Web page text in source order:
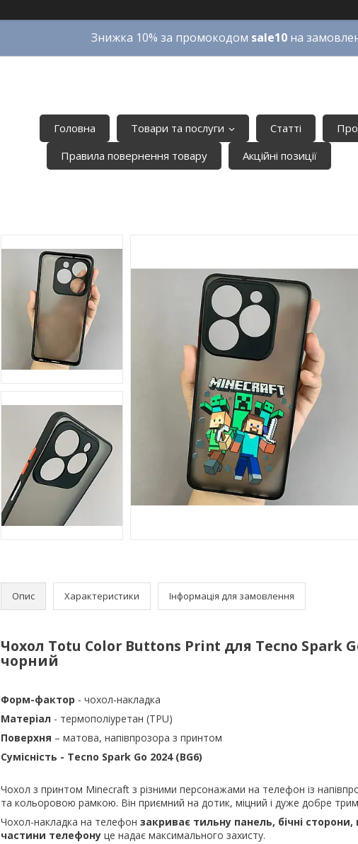
Знижка 10% за промокодом sale10на
Головна Товари та послуги Статті
Правила повернення товару
Акційні позиції
Опис Характеристики Інформація для замовлення
Чохол Totu Color Buttons Print для Tecno Spark
чорний
Форм-фактор - чохол-накладка
Матеріал - термополіуретан (TPU)
Поверхня – матова, напівпрозора з принтом
Сумісність - Tecno Spark Go 2024 (BG6)
Чохол з принтом Minecraft з різними персонажами на телефон із
та кольоровою рамкою. Він приємний на дотик, міцний і дуже добре
Чохол-накладка на телефон закриває тильну панель, бічні
частини телефону це надає максимального захисту.